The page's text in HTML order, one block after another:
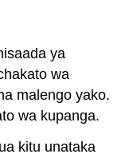
ya
wa
malengo yako.
wa kupanga.
kitu unataka